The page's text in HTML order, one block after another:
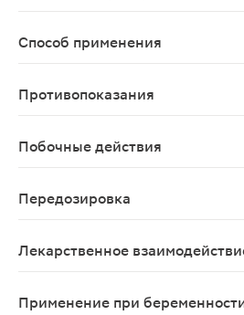
Способ применения
Противопоказания
Побочные действия
Передозировка
Лекарственное
Применение при